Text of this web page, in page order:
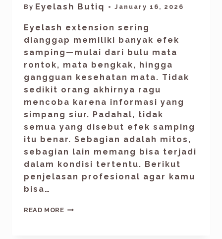
By Eyelash Butiq January 16, 2026
Eyelash extension sering
dianggap memiliki banyak efek
samping—mulai dari bulu mata
rontok, mata bengkak, hingga
gangguan kesehatan mata. Tidak
sedikit orang akhirnya ragu
mencoba karena informasi yang
simpang siur. Padahal, tidak
semua yang disebut efek samping
itu benar. Sebagian adalah mitos,
sebagian lain memang bisa terjadi
dalam kondisi tertentu. Berikut
penjelasan profesional agar kamu
bisa…
READ MORE